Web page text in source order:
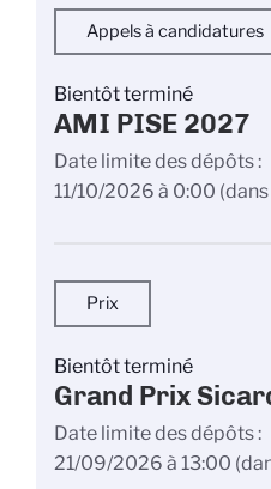
Appels à candidatures
Bientôt terminé
AMI PISE 2027
Date limite des dépôts
11/10/2026 à 0:00
Prix
Bientôt terminé
Grand Prix
Date limite des dépôts
21/09/2026 à 13:00